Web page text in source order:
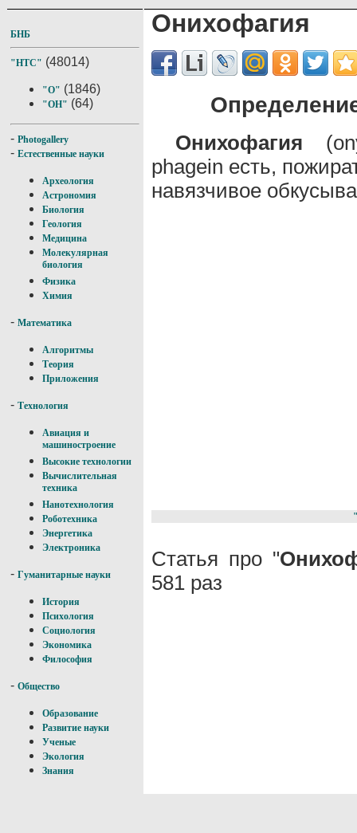
БНБ
"НТС" (48014)
"О" (1846)
"ОН" (64)
- Photogallery
- Естественные науки
Археология
Астрономия
Биология
Геология
Медицина
Молекулярная
биология
Физика
Химия
- Математика
Алгоритмы
Теория
Приложения
- Технология
Авиация и
машиностроение
Высокие технологии
Вычислительная
техника
Нанотехнология
Роботехника
Энергетика
Электроника
- Гуманитарные науки
История
Психология
Социология
Экономика
Философия
- Общество
Образование
Развитие науки
Ученые
Экология
Знания
Онихофагия
Онихофагия
phagein есть,
навязчивое
Статья про "
581 раз